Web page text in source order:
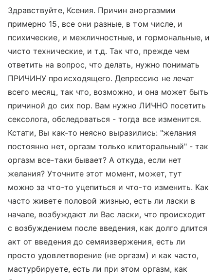
Здравствуйте, Ксения. Причин аноргазмии
примерно 15, все они разные, в том числе, и
психические, и межличностные, и гормональные, и
чисто технические, и т.д. Так что, прежде чем
ответить на вопрос, что делать, нужно понимать
ПРИЧИНУ происходящего. Депрессию не лечат
всего месяц, так что, возможно, и она может быть
причиной до сих пор. Вам нужно ЛИЧНО посетить
сексолога, обследоваться - тогда все изменится.
Кстати, Вы как-то неясно выразились: "желания
постоянно нет, оргазм только клиторальный" - так
оргазм все-таки бывает? А откуда, если нет
желания? Уточните этот момент, может, тут
можно за что-то уцепиться и что-то изменить. Как
часто живете половой жизнью, есть ли ласки в
начале, возбуждают ли Вас ласки, что происходит
с возбуждением после введения, как долго длится
акт от введения до семяизвержения, есть ли
просто удовлетворение (не оргазм) и как часто,
мастурбируете, есть ли при этом оргазм, как